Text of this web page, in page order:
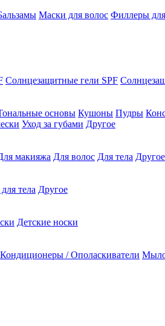
Маски для волос Филлеры
Солнцезащитные гели SPF
основы Кушоны Пудры
Уход за губами Другое
макияжа Для волос Для тела Другое
тела Другое
Детские носки
Кондиционеры / Ополаскиватели Мыло